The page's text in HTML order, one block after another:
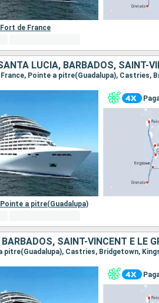
Fort de France
Pointe a pitre(Guadalupa)